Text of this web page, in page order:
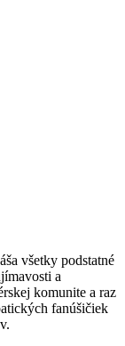
všetky podstatné
a
komunite a raz
fanúšičiek